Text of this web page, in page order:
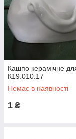
Кашпо керамічне для
К19.010.17
Немає в наявності
1 ₴